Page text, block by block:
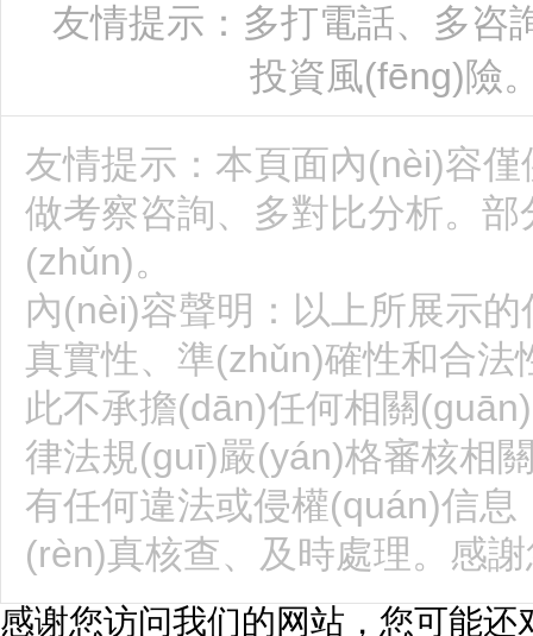
友情提示：多打電話、多咨
投資風(fēng)險
友情提示：本頁面內(nèi)容
做考察咨詢、多對比分析。
(zhǔn)。
內(nèi)容聲明：以上所展示
真實性、準(zhǔn)確性和合
此不承擔(dān)任何相關
律法規(guī)嚴(yán)格審核相
有任何違法或侵權(quán)信
(rèn)真核查、及時處理。感
感谢您访问我们的网站，您可能还